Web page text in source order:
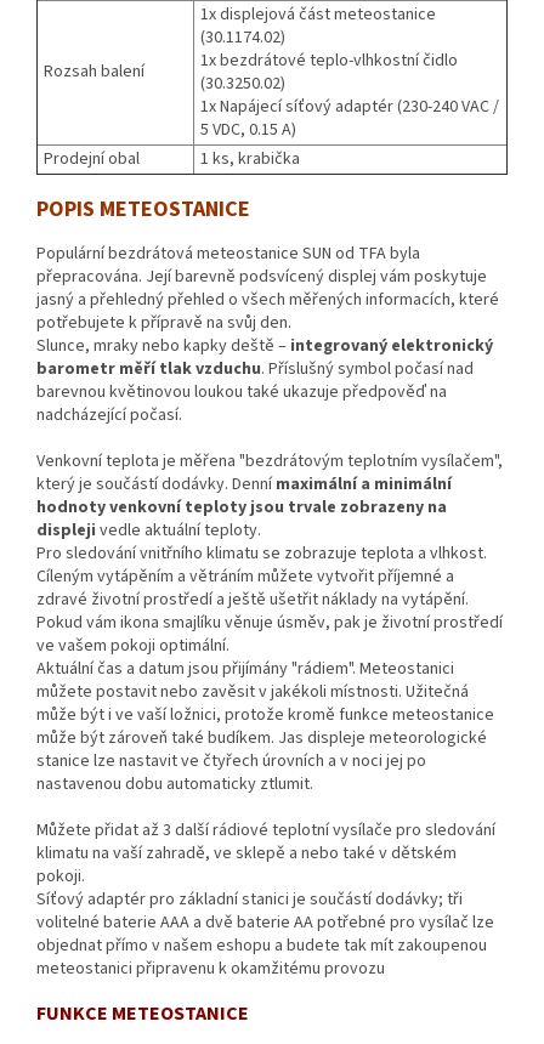
Rozsah balení
1x displejová část meteostanice
(30.1174.02)
1x bezdrátové teplo-vlhkostní čidlo
(30.3250.02)
1x Napájecí síťový adaptér (230-240 VAC /
5 VDC, 0.15 A)
Prodejní obal
1 ks, krabička
POPIS METEOSTANICE
Populární bezdrátová meteostanice SUN od TFA byla
přepracována. Její barevně podsvícený displej vám poskytuje
jasný a přehledný přehled o všech měřených informacích, které
potřebujete k přípravě na svůj den.
Slunce, mraky nebo kapky deště – integrovaný elektronický
barometr měří tlak vzduchu. Příslušný symbol počasí nad
barevnou květinovou loukou také ukazuje předpověď na
nadcházející počasí.
Venkovní teplota je měřena "bezdrátovým teplotním vysílačem",
který je součástí dodávky. Dennímaximální a minimální
hodnoty venkovní teploty jsou trvale zobrazeny na
displeji vedle aktuální teploty.
Pro sledování vnitřního klimatu se zobrazuje teplota a vlhkost.
Cíleným vytápěním a větráním můžete vytvořit příjemné a
zdravé životní prostředí a ještě ušetřit náklady na vytápění.
Pokud vám ikona smajlíku věnuje úsměv, pak je životní prostředí
ve vašem pokoji optimální.
Aktuální čas a datum jsou přijímány "rádiem". Meteostanici
můžete postavit nebo zavěsit v jakékoli místnosti. Užitečná
může být i ve vaší ložnici, protože kromě funkce meteostanice
může být zároveň také budíkem. Jas displeje meteorologické
stanice lze nastavit ve čtyřech úrovních a v noci jej po
nastavenou dobu automaticky ztlumit.
Můžete přidat až 3 další rádiové teplotní vysílače pro sledování
klimatu na vaší zahradě, ve sklepě a nebo také v dětském
pokoji.
Síťový adaptér pro základní stanici je součástí dodávky; tři
volitelné baterie AAA a dvě baterie AA potřebné pro vysílač lze
objednat přímo v našem eshopu a budete tak mít zakoupenou
meteostanici připravenu k okamžitému provozu
FUNKCE METEOSTANICE